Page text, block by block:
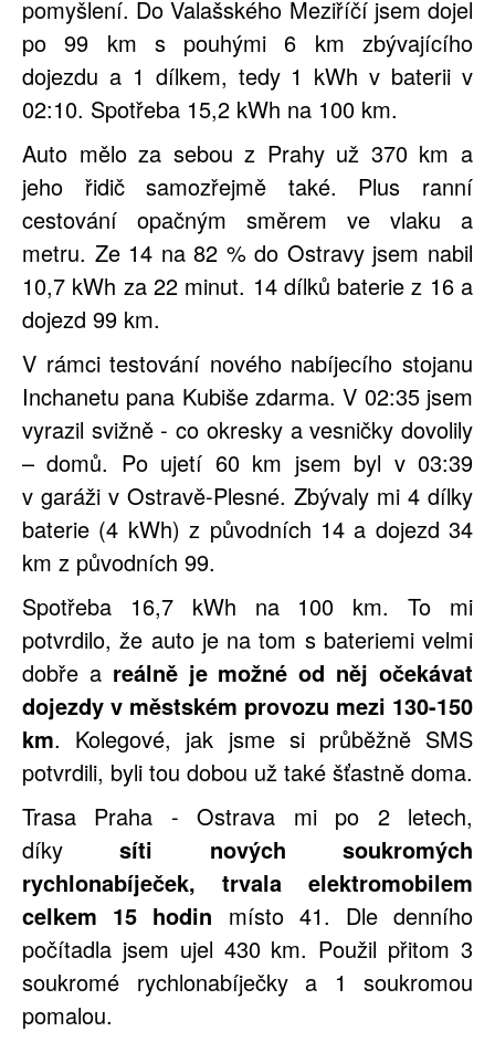
pomyšlení. Do Valašského Meziříčí jsem dojel
po 99 km s pouhými 6 km zbývajícího
dojezdu a 1 dílkem, tedy 1 kWh v baterii v
02:10. Spotřeba 15,2 kWh na 100 km.
Auto mělo za sebou z Prahy už 370 km a
jeho řidič samozřejmě také. Plus ranní
cestování opačným směrem ve vlaku a
metru. Ze 14 na 82 % do Ostravy jsem nabil
10,7 kWh za 22 minut. 14 dílků baterie z 16 a
dojezd 99 km.
V rámci testování nového nabíjecího stojanu
Inchanetu pana Kubiše zdarma. V 02:35 jsem
vyrazil svižně - co okresky a vesničky dovolily
– domů. Po ujetí 60 km jsem byl v 03:39
v garáži v Ostravě-Plesné. Zbývaly mi 4 dílky
baterie (4 kWh) z původních 14 a dojezd 34
km z původních 99.
Spotřeba 16,7 kWh na 100 km. To mi
potvrdilo, že auto je na tom s bateriemi velmi
dobře a reálně je možné od něj očekávat
dojezdy v městském provozu mezi 130-150
km. Kolegové, jak jsme si průběžně SMS
potvrdili, byli tou dobou už také šťastně doma.
Trasa Praha - Ostrava mi po 2 letech,
díkysíti nových soukromých
rychlonabíječek, trvala elektromobilem
celkem 15 hodin místo 41. Dle denního
počítadla jsem ujel 430 km. Použil přitom 3
soukromé rychlonabíječky a 1 soukromou
pomalou.